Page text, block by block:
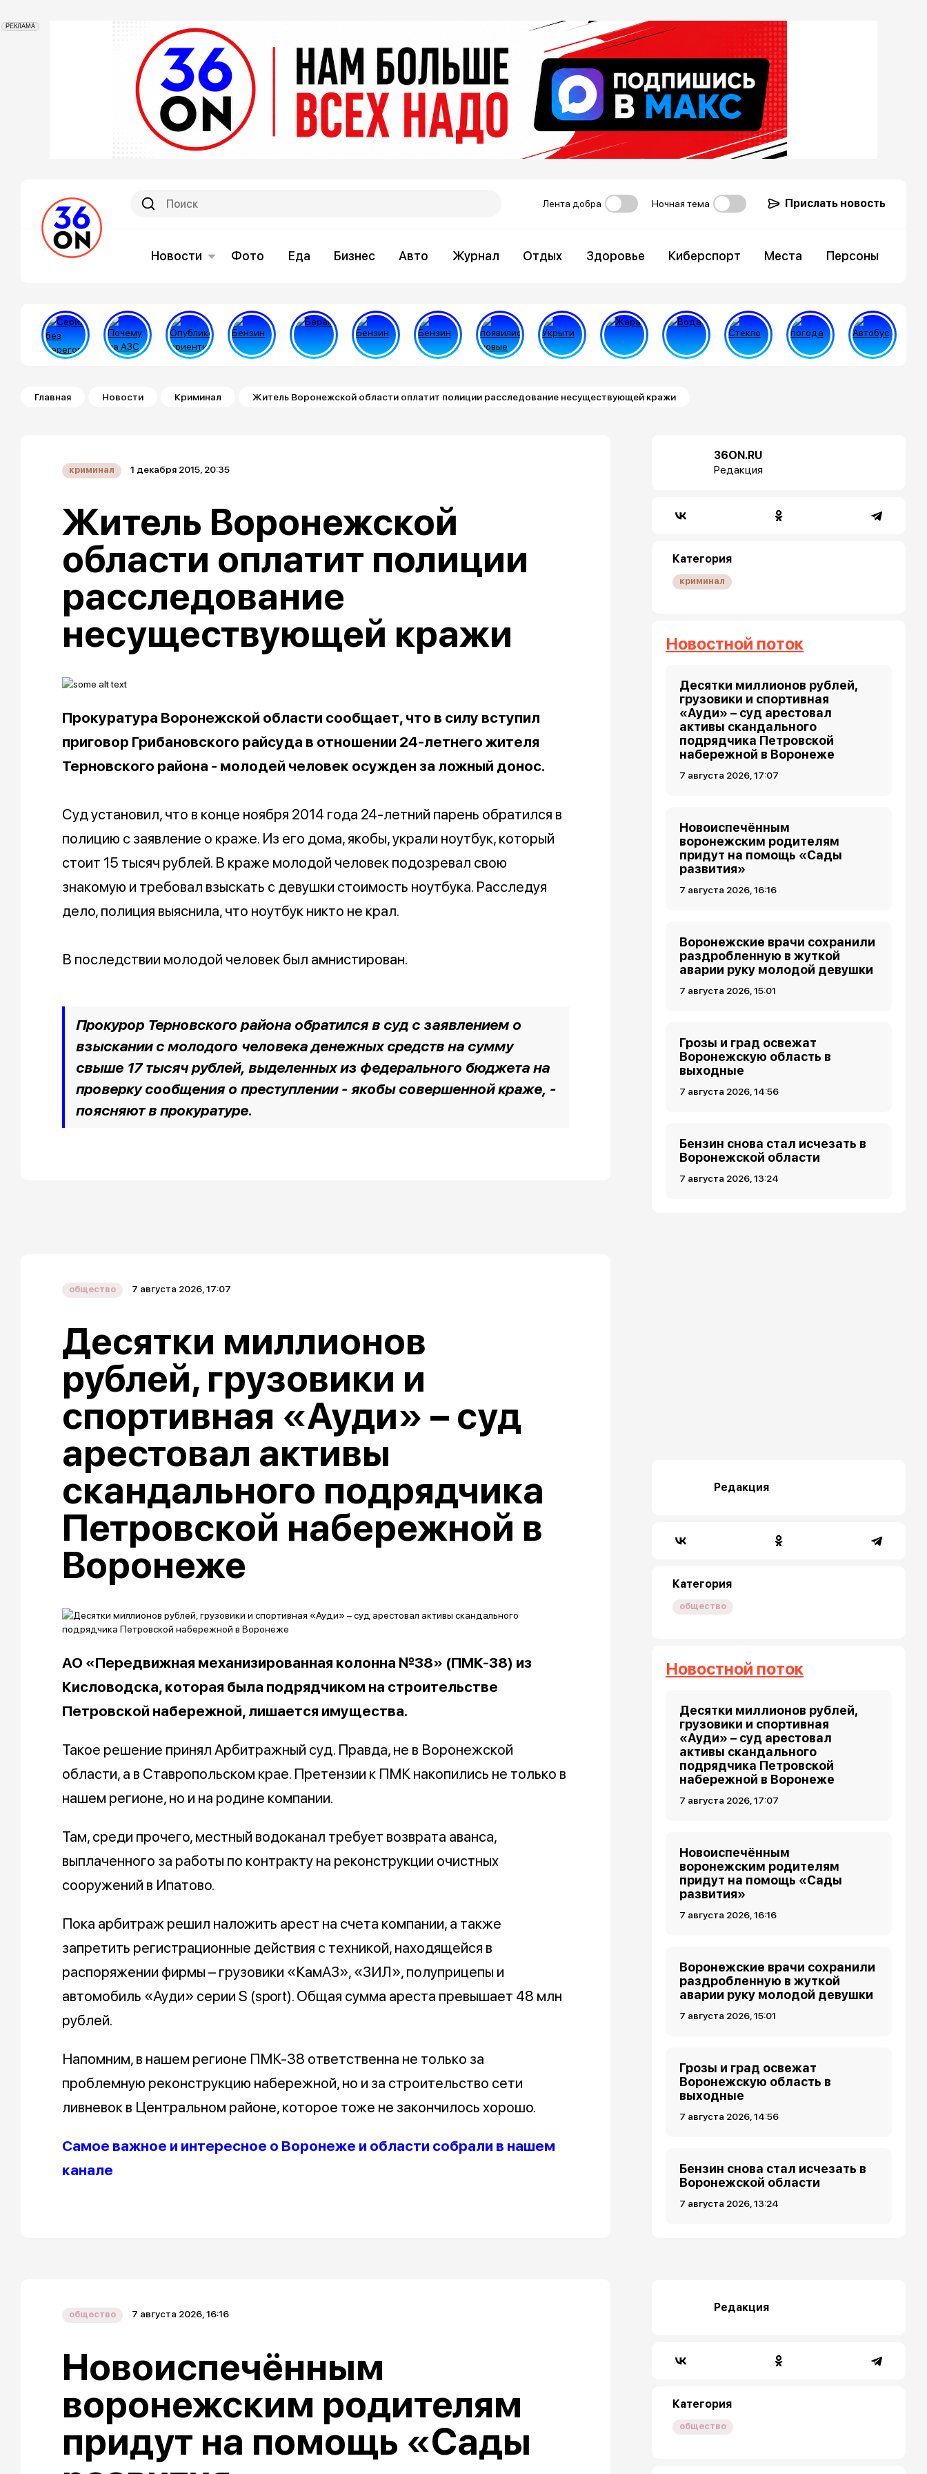
РЕКЛАМА
Лента добра Ночная тема Прислать новость
Новости Фото Еда Бизнес Авто Журнал Отдых Здоровье Киберспорт Места Персоны
Строка навигации
Главная Новости Криминал Житель Воронежской области оплатит полиции расследование несуществующей кражи
криминал 1 декабря 2015, 20:35
Житель Воронежской
области оплатит полиции
расследование
несуществующей кражи
Прокуратура Воронежской области сообщает, что в силу вступил
приговор Грибановского райсуда в отношении 24-летнего жителя
Терновского района - молодей человек осужден за ложный донос.
Суд установил, что в конце ноября 2014 года 24-летний парень обратился в
полицию с заявление о краже. Из его дома, якобы, украли ноутбук, который
стоит 15 тысяч рублей. В краже молодой человек подозревал свою
знакомую и требовал взыскать с девушки стоимость ноутбука. Расследуя
дело, полиция выяснила, что ноутбук никто не крал.
В последствии молодой человек был амнистирован.
Прокурор Терновского района обратился в суд с заявлением о
взыскании с молодого человека денежных средств на сумму
свыше 17 тысяч рублей, выделенных из федерального бюджета на
проверку сообщения о преступлении - якобы совершенной краже, -
поясняют в прокуратуре.
36ON.RU
Редакция
Категория
криминал
Новостной поток
Десятки миллионов рублей,
грузовики и спортивная
«Ауди» – суд арестовал
активы скандального
подрядчика Петровской
набережной в Воронеже
7 августа 2026, 17:07
Новоиспечённым
воронежским родителям
придут на помощь «Сады
развития»
7 августа 2026, 16:16
Воронежские врачи сохранили
раздробленную в жуткой
аварии руку молодой девушки
7 августа 2026, 15:01
Грозы и град освежат
Воронежскую область в
выходные
7 августа 2026, 14:56
Бензин снова стал исчезать в
Воронежской области
7 августа 2026, 13:24
общество 7 августа 2026, 17:07
Десятки миллионов
рублей, грузовики и
спортивная «Ауди» – суд
арестовал активы
скандального подрядчика
Петровской набережной в
Воронеже
АО «Передвижная механизированная колонна №38» (ПМК-38) из
Кисловодска, которая была подрядчиком на строительстве
Петровской набережной, лишается имущества.
Такое решение принял Арбитражный суд. Правда, не в Воронежской
области, а в Ставропольском крае. Претензии к ПМК накопились не только в
нашем регионе, но и на родине компании.
Там, среди прочего, местный водоканал требует возврата аванса,
выплаченного за работы по контракту на реконструкции очистных
сооружений в Ипатово.
Пока арбитраж решил наложить арест на счета компании, а также
запретить регистрационные действия с техникой, находящейся в
распоряжении фирмы – грузовики «КамАЗ», «ЗИЛ», полуприцепы и
автомобиль «Ауди» серии S (sport). Общая сумма ареста превышает 48 млн
рублей.
Напомним, в нашем регионе ПМК-38 ответственна не только за
проблемную реконструкцию набережной, но и за строительство сети
ливневок в Центральном районе, которое тоже не закончилось хорошо.
Самое важное и интересное о Воронеже и области собрали в нашем
канале
Редакция
Категория
общество
Новостной поток
Десятки миллионов рублей,
грузовики и спортивная
«Ауди» – суд арестовал
активы скандального
подрядчика Петровской
набережной в Воронеже
7 августа 2026, 17:07
Новоиспечённым
воронежским родителям
придут на помощь «Сады
развития»
7 августа 2026, 16:16
Воронежские врачи сохранили
раздробленную в жуткой
аварии руку молодой девушки
7 августа 2026, 15:01
Грозы и град освежат
Воронежскую область в
выходные
7 августа 2026, 14:56
Бензин снова стал исчезать в
Воронежской области
7 августа 2026, 13:24
общество 7 августа 2026, 16:16
Новоиспечённым
воронежским родителям
придут на помощь «Сады
Редакция
Категория
общество